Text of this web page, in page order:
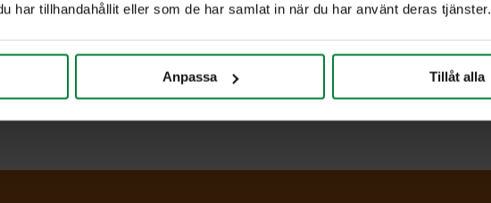
har tillhandahållit eller som de har samlat in när du har använt deras tjänster.
Anpassa Tillåt alla